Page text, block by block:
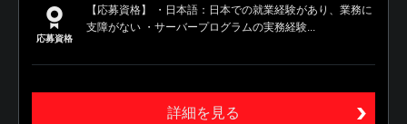
応募資格
【応募資格】 ・日本語：日本での就業経験があり、業務に
支障がない ・サーバープログラムの実務経験...
詳細を見る